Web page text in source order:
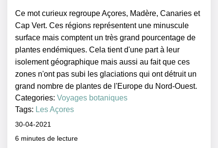
Ce mot curieux regroupe Açores, Madère, Canaries et
Cap Vert. Ces régions représentent une minuscule
surface mais comptent un très grand pourcentage de
plantes endémiques. Cela tient d'une part à leur
isolement géographique mais aussi au fait que ces
zones n'ont pas subi les glaciations qui ont détruit un
grand nombre de plantes de l'Europe du Nord-Ouest.
Categories:Voyages botaniques
Tags: Les Açores
30-04-2021
6 minutes de lecture